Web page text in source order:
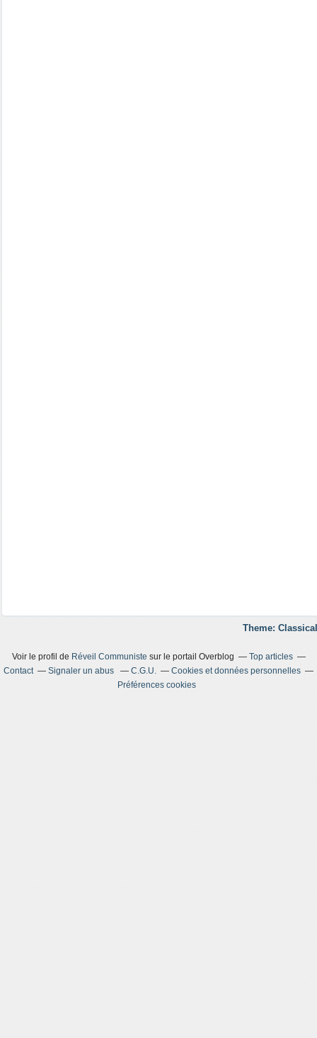
Theme:
Voir le profil de Réveil Communiste sur le portail Overblog
Top articles
Contact
Signaler un abus C.G.U.
Cookies et données personnelles
Préférences cookies